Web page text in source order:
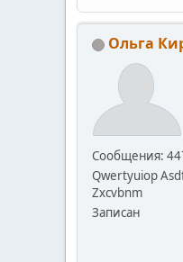
Ольга
Сообщения:
Qwertyuiop
Zxcvbnm
Записан